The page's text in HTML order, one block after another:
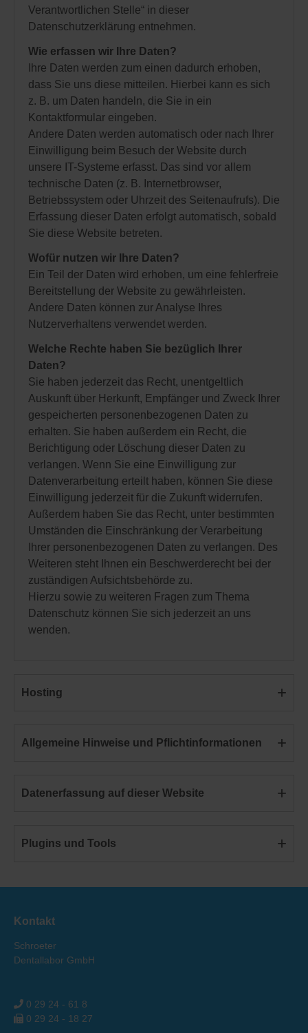
Verantwortlichen Stelle“ in dieser
Datenschutzerklärung entnehmen.
Wie erfassen wir Ihre Daten?
Ihre Daten werden zum einen dadurch erhoben,
dass Sie uns diese mitteilen. Hierbei kann es sich
z. B. um Daten handeln, die Sie in ein
Kontaktformular eingeben.
Andere Daten werden automatisch oder nach Ihrer
Einwilligung beim Besuch der Website durch
unsere IT-Systeme erfasst. Das sind vor allem
technische Daten (z. B. Internetbrowser,
Betriebssystem oder Uhrzeit des Seitenaufrufs). Die
Erfassung dieser Daten erfolgt automatisch, sobald
Sie diese Website betreten.
Wofür nutzen wir Ihre Daten?
Ein Teil der Daten wird erhoben, um eine fehlerfreie
Bereitstellung der Website zu gewährleisten.
Andere Daten können zur Analyse Ihres
Nutzerverhaltens verwendet werden.
Welche Rechte haben Sie bezüglich Ihrer
Daten?
Sie haben jederzeit das Recht, unentgeltlich
Auskunft über Herkunft, Empfänger und Zweck Ihrer
gespeicherten personenbezogenen Daten zu
erhalten. Sie haben außerdem ein Recht, die
Berichtigung oder Löschung dieser Daten zu
verlangen. Wenn Sie eine Einwilligung zur
Datenverarbeitung erteilt haben, können Sie diese
Einwilligung jederzeit für die Zukunft widerrufen.
Außerdem haben Sie das Recht, unter bestimmten
Umständen die Einschränkung der Verarbeitung
Ihrer personenbezogenen Daten zu verlangen. Des
Weiteren steht Ihnen ein Beschwerderecht bei der
zuständigen Aufsichtsbehörde zu.
Hierzu sowie zu weiteren Fragen zum Thema
Datenschutz können Sie sich jederzeit an uns
wenden.
Hosting
Allgemeine Hinweise und Pflicht­informationen
Datenerfassung auf dieser Website
Plugins und Tools
Kontakt
Schroeter
Dentallabor GmbH
0 29 24 - 61 8
0 29 24 - 18 27